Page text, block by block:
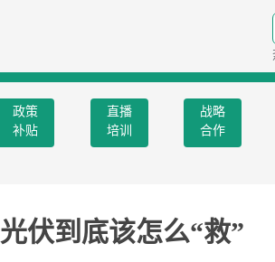
政策
补贴
直播
培训
战略
合作
光伏到底该怎么“救”